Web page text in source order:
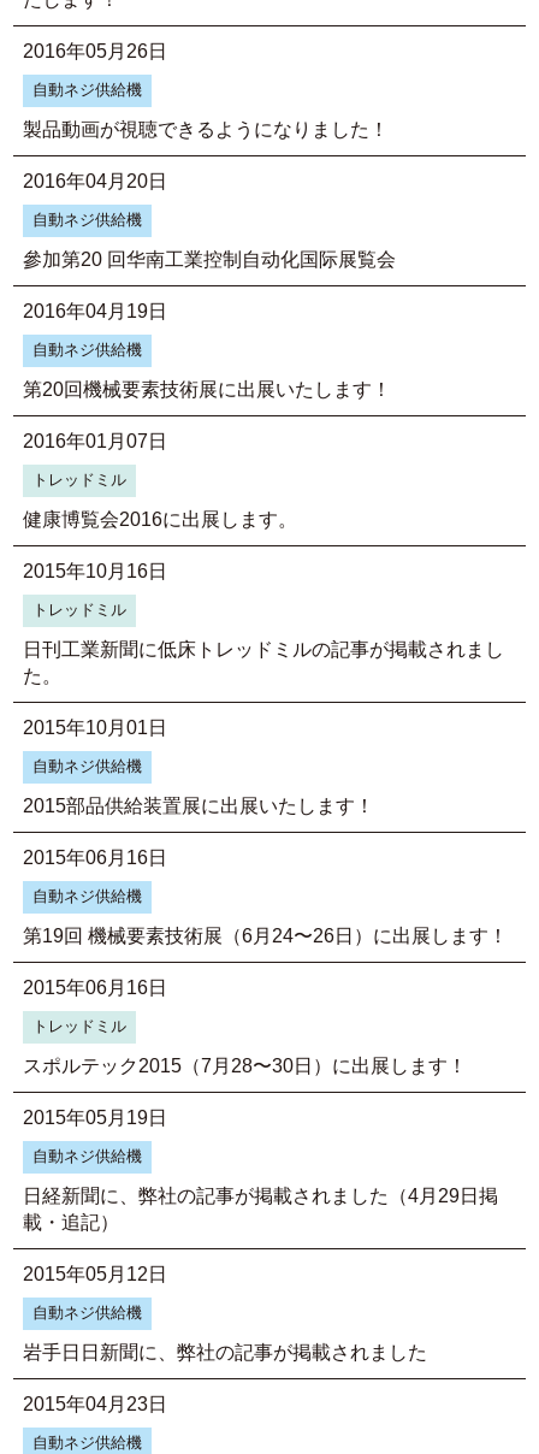
2016年05月26日
自動ネジ供給機
製品動画が視聴できるようになりました！
2016年04月20日
自動ネジ供給機
參加第20 回华南工業控制自动化国际展覧会
2016年04月19日
自動ネジ供給機
第20回機械要素技術展に出展いたします！
2016年01月07日
トレッドミル
健康博覧会2016に出展します。
2015年10月16日
トレッドミル
日刊工業新聞に低床トレッドミルの記事が掲載されまし
た。
2015年10月01日
自動ネジ供給機
2015部品供給装置展に出展いたします！
2015年06月16日
自動ネジ供給機
第19回 機械要素技術展（6月24〜26日）に出展します！
2015年06月16日
トレッドミル
スポルテック2015（7月28〜30日）に出展します！
2015年05月19日
自動ネジ供給機
日経新聞に、弊社の記事が掲載されました（4月29日掲
載・追記）
2015年05月12日
自動ネジ供給機
岩手日日新聞に、弊社の記事が掲載されました
2015年04月23日
自動ネジ供給機